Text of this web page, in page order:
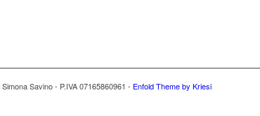
Savino - P.IVA 07165860961 - Enfold Theme by Kriesi